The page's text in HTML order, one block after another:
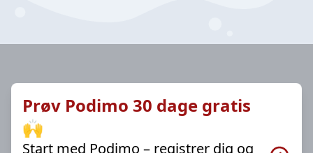
Prøv Podimo 30 dage gratis
🙌
Start med Podimo – registrer dig og